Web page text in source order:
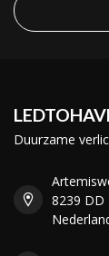
Duurzame
8239 DD